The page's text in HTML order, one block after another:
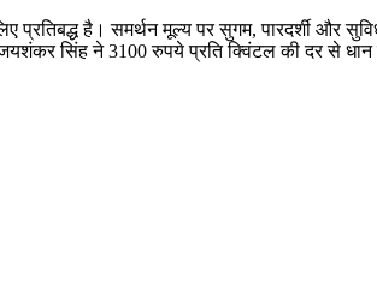
है। समर्थन मूल्य पर सुगम, पारदर्शी और
सिंह ने 3100 रुपये प्रति क्विंटल की दर से धान